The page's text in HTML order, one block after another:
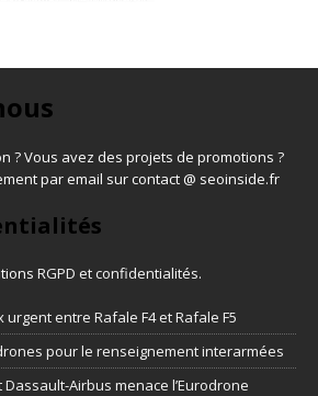
? Vous avez des projets de promotions ?
par email sur contact @ seoinside.fr
RGPD et confidentialités.
urgent entre Rafale F4 et Rafale F5
pour le renseignement interarmées
Dassault-Airbus menace l’Eurodrone